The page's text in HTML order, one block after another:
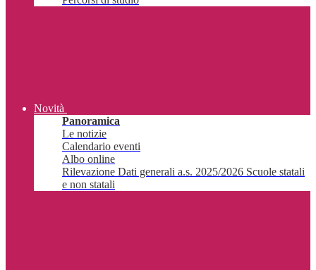
Novità
Panoramica
Le notizie
Calendario eventi
Albo online
Rilevazione Dati generali a.s. 2025/2026 Scuole statali
e non statali